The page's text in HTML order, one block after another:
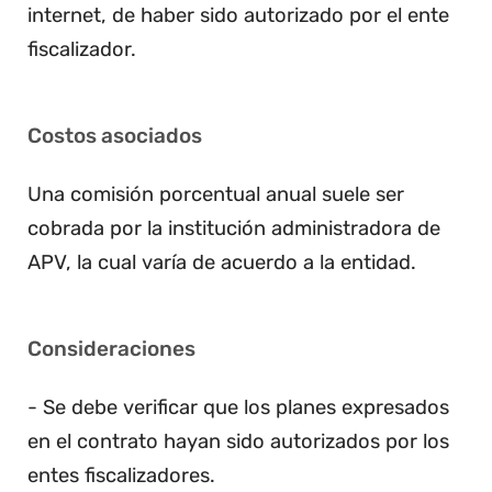
internet, de haber sido autorizado por el ente
fiscalizador.
Costos asociados
Una comisión porcentual anual suele ser
cobrada por la institución administradora de
APV, la cual varía de acuerdo a la entidad.
Consideraciones
- Se debe verificar que los planes expresados
en el contrato hayan sido autorizados por los
entes fiscalizadores.